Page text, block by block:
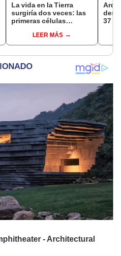
La vida en la Tierra
surgiría dos veces: las
primeras células
solas en dos momentos
distintos
LEER MÁS
37